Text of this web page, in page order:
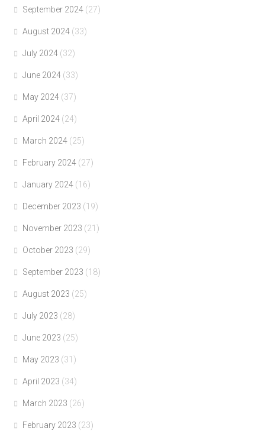
September 2024 (27)
August 2024 (33)
July 2024 (32)
June 2024 (33)
May 2024 (37)
April 2024 (24)
March 2024 (25)
February 2024 (27)
January 2024 (16)
December 2023 (19)
November 2023 (21)
October 2023 (29)
September 2023 (18)
August 2023 (25)
July 2023 (28)
June 2023 (25)
May 2023 (31)
April 2023 (34)
March 2023 (26)
February 2023 (23)